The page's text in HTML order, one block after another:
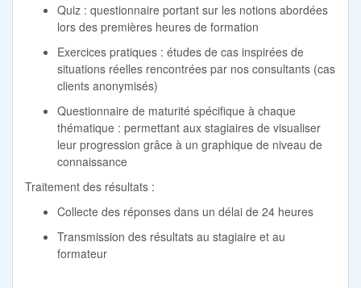
Quiz : questionnaire portant sur les notions abordées
lors des premières heures de formation
Exercices pratiques : études de cas inspirées de
situations réelles rencontrées par nos consultants (cas
clients anonymisés)
Questionnaire de maturité spécifique à chaque
thématique : permettant aux stagiaires de visualiser
leur progression grâce à un graphique de niveau de
connaissance
Traitement des résultats :
Collecte des réponses dans un délai de 24 heures
Transmission des résultats au stagiaire et au
formateur